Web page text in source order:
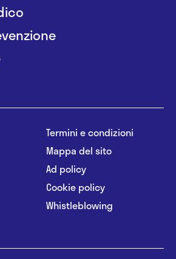
Termini e condizioni
Mappa del sito
Ad policy
Cookie policy
Whistleblowing